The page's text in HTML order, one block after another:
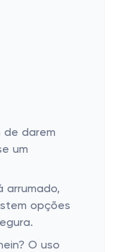
de darem
um
arrumado,
opções
O uso